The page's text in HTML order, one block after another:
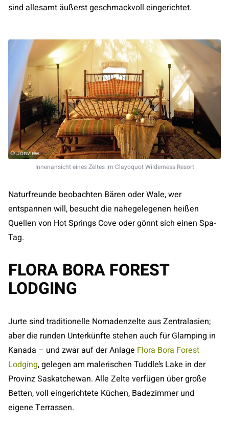
sind allesamt äußerst geschmackvoll eingerichtet.
© Jonview
Innenansicht eines Zeltes im Clayoquot Wilderness Resort
Naturfreunde beobachten Bären oder Wale, wer
entspannen will, besucht die nahegelegenen heißen
Quellen von Hot Springs Cove oder gönnt sich einen Spa-
Tag.
FLORA BORA FOREST
LODGING
Jurte sind traditionelle Nomadenzelte aus Zentralasien;
aber die runden Unterkünfte stehen auch für Glamping in
Kanada – und zwar auf der Anlage Flora Bora Forest
Lodging, gelegen am malerischen Tuddle’s Lake in der
Provinz Saskatchewan. Alle Zelte verfügen über große
Betten, voll eingerichtete Küchen, Badezimmer und
eigene Terrassen.